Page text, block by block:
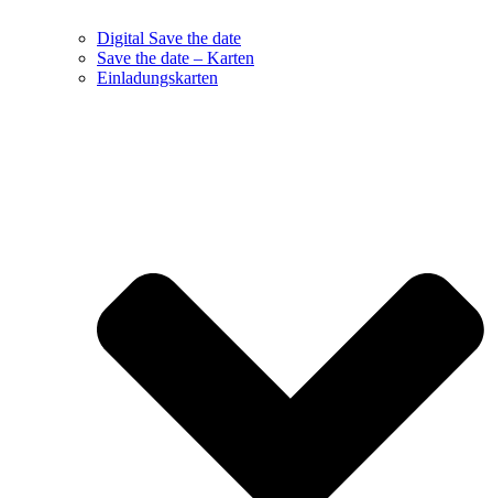
Digital Save the date
Save the date – Karten
Einladungskarten